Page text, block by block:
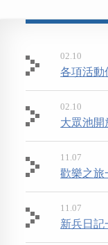
02.10
各項活動
02.10
大眾池開
11.07
歡樂之旅
11.07
新兵日記